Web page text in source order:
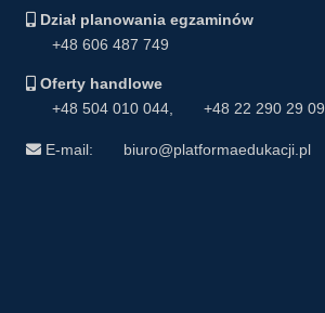
Dział planowania egzaminów
+48 606 487 749
Oferty handlowe
+48 504 010 044
+48 22 290 29 09
E-mail: biuro@platformaedukacji.pl